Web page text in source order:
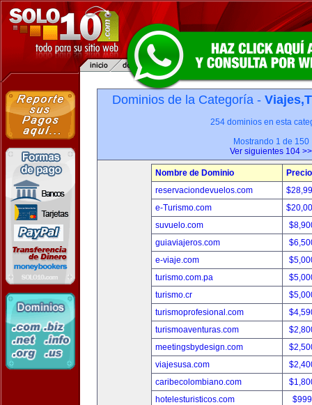
Dominios de la Categoría -
254 dominios en esta
Mostrando 1 de 150
Ver siguientes 104 >>
Nombre de Dominio
Precio
reservaciondevuelos.com
e-Turismo.com
suvuelo.com
guiaviajeros.com
e-viaje.com
turismo.com.pa
turismo.cr
turismoprofesional.com
turismoaventuras.com
meetingsbydesign.com
viajesusa.com
caribecolombiano.com
hotelesturisticos.com